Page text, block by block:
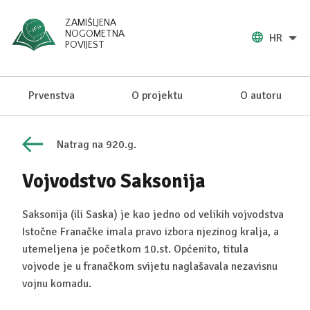
ZAMIŠLJENA
NOGOMETNA
POVIJEST
HR
Prvenstva O projektu O autoru
Natrag na 920.g.
Vojvodstvo Saksonija
Saksonija (ili Saska) je kao jedno od velikih vojvodstva
Istočne Franačke imala pravo izbora njezinog kralja, a
utemeljena je početkom 10.st. Općenito, titula
vojvode je u franačkom svijetu naglašavala nezavisnu
vojnu komadu.